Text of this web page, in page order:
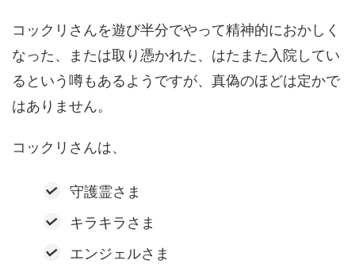
コックリさんを遊び半分でやって精神的におかしく
なった、または取り憑かれた、はたまた入院してい
るという噂もあるようですが、真偽のほどは定かで
はありません。
コックリさんは、
守護霊さま
キラキラさま
エンジェルさま